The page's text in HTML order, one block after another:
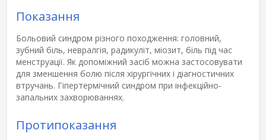
Показання
Больовий синдром різного походження: головний,
зубний біль, невралгія, радикуліт, міозит, біль під час
менструації. Як допоміжний засіб можна застосовувати
для зменшення болю після хірургічних і діагностичних
втручань. Гіпертермічний синдром при інфекційно-
запальних захворюваннях.
Протипоказання